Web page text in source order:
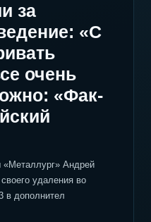
за
«С
очень
«Фак-
«Металлург» Андрей
удаления во
в дополнител